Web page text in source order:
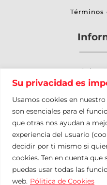
Su privacidad es
Usamos cookies en
son esenciales para el
que otras nos ayudan a
experiencia del usuario
decidir por ti mismo si
cookies. Ten en cuenta que
puedas usar todas las
web. Pólitica de Cookies
Términos
Sobre
Otros
Mapa
Política de Privacidad